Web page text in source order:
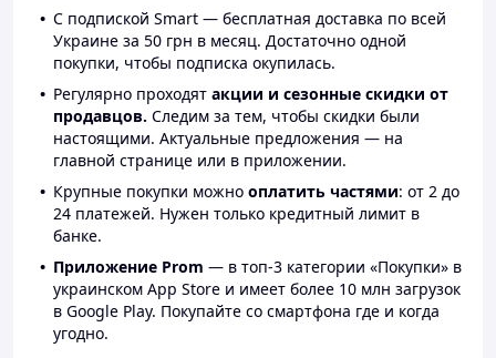
С подпиской Smart — бесплатная доставка по всей
Украине за 50 грн в месяц. Достаточно одной
покупки, чтобы подписка окупилась.
Регулярно проходят акции и сезонные скидки от
продавцов. Следим за тем, чтобы скидки были
настоящими. Актуальные предложения — на
главной странице или в приложении.
Крупные покупки можно оплатить частями: от 2 до
24 платежей. Нужен только кредитный лимит в
банке.
Приложение Prom — в топ-3 категории «Покупки» в
украинском App Store и имеет более 10 млн загрузок
в Google Play. Покупайте со смартфона где и когда
угодно.